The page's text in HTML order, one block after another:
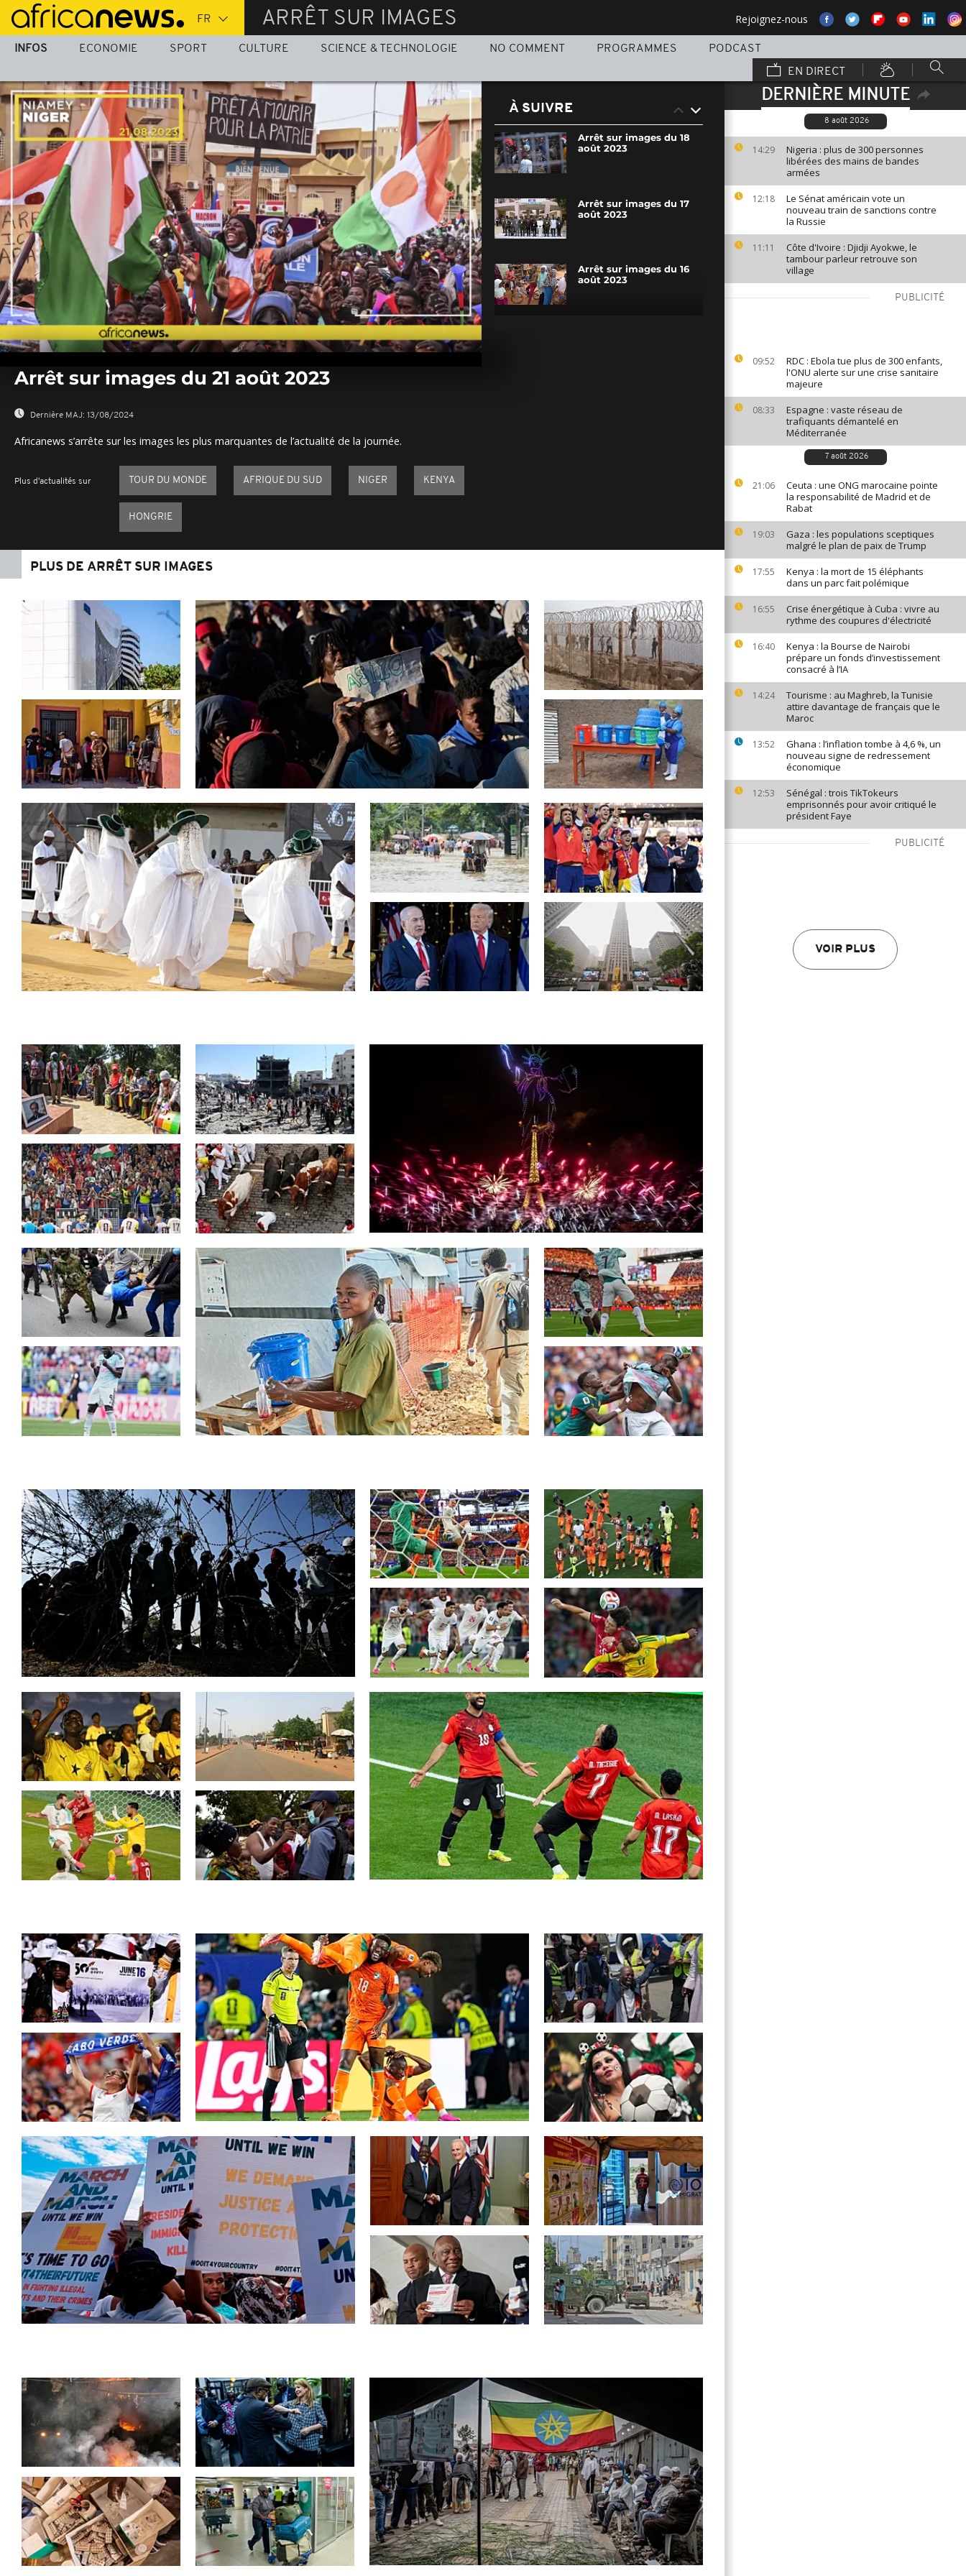
Passer
au
contenu
ARRÊT SUR IMAGES Rejoignez-nous
INFOS ECONOMIE SPORT CULTURE SCIENCE & TECHNOLOGIE NO COMMENT PROGRAMMES
PODCAST
EN DIRECT
DERNIÈRE MINUTE
8 août 2026
14:29
Nigeria : plus de 300 personnes
libérées des mains de bandes
armées
12:18
Le Sénat américain vote un
nouveau train de sanctions contre
la Russie
11:11
Côte d'Ivoire : Djidji Ayokwe, le
tambour parleur retrouve son
village
PUBLICITÉ
09:52
RDC : Ebola tue plus de 300 enfants,
l'ONU alerte sur une crise sanitaire
majeure
08:33
Espagne : vaste réseau de
trafiquants démantelé en
Méditerranée
7 août 2026
21:06
Ceuta : une ONG marocaine pointe
la responsabilité de Madrid et de
Rabat
19:03
Gaza : les populations sceptiques
malgré le plan de paix de Trump
17:55
Kenya : la mort de 15 éléphants
dans un parc fait polémique
16:55
Crise énergétique à Cuba : vivre au
rythme des coupures d'électricité
16:40
Kenya : la Bourse de Nairobi
prépare un fonds d’investissement
consacré à l’IA
14:24
Tourisme : au Maghreb, la Tunisie
attire davantage de français que le
Maroc
13:52
Ghana : l’inflation tombe à 4,6 %, un
nouveau signe de redressement
économique
12:53
Sénégal : trois TikTokeurs
emprisonnés pour avoir critiqué le
président Faye
PUBLICITÉ
VOIR PLUS
seconds
0%
Arrêt sur images du 21 août 2023
Dernière MAJ: 13/08/2024
Africanews s’arrête sur les images les plus marquantes de l’actualité de la journée.
Plus d'actualités sur TOUR DU MONDE AFRIQUE DU SUD NIGER KENYA
HONGRIE
À SUIVRE
Arrêt sur images du 18
août 2023
Arrêt sur images du 17
août 2023
Arrêt sur images du 16
août 2023
PLUS DE ARRÊT SUR IMAGES